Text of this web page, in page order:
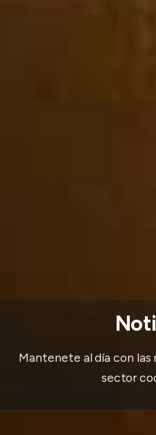
Mantenete al día con las
sector